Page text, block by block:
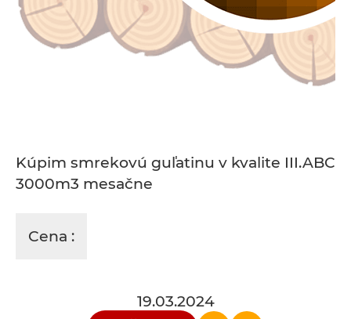
Kúpim smrekovú guľatinu v kvalite III.ABC
3000m3 mesačne
Cena :
19.03.2024